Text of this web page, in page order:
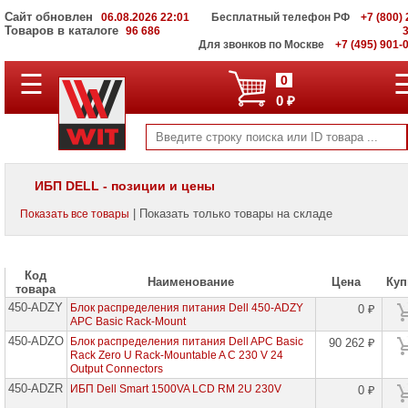
Сайт обновлен 06.08.2026 22:01
Товаров в каталоге 96 686
Бесплатный телефон РФ
+7 (800)
Для звонков по Москве
+7 (495) 901-
ПОЛНЫЙ
КАТАЛОГ
Корпоративные
серверы
WIT
Системы
данных
Мониторы
и
панели
Проекторы
и
лампы
☰ 0
0 ₽
ИБП DELL - позиции и цены
Показать все товары | Показать только товары на складе
Код
товара
Наименование Цена
450-ADZY
Блок распределения питания Dell 450-ADZY
APC Basic Rack-Mount
0 ₽
450-ADZO
Блок распределения питания Dell APC Basic
Rack Zero U Rack-Mountable A C 230 V 24
Output Connectors
90 262 ₽
450-ADZR ИБП Dell Smart 1500VA LCD RM 2U 230V 0 ₽